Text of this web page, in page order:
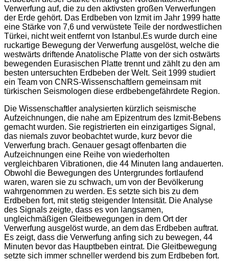
Verwerfung auf, die zu den aktivsten großen Verwerfungen
der Erde gehört. Das Erdbeben von Izmit im Jahr 1999 hatte
eine Stärke von 7,6 und verwüstete Teile der nordwestlichen
Türkei, nicht weit entfernt von Istanbul.Es wurde durch eine
ruckartige Bewegung der Verwerfung ausgelöst, welche die
westwärts driftende Anatolische Platte von der sich ostwärts
bewegenden Eurasischen Platte trennt und zählt zu den am
besten untersuchten Erdbeben der Welt. Seit 1999 studiert
ein Team von CNRS-Wissenschaftlern gemeinsam mit
türkischen Seismologen diese erdbebengefährdete Region.
Die Wissenschaftler analysierten kürzlich seismische
Aufzeichnungen, die nahe am Epizentrum des Izmit-Bebens
gemacht wurden. Sie registrierten ein einzigartiges Signal,
das niemals zuvor beobachtet wurde, kurz bevor die
Verwerfung brach. Genauer gesagt offenbarten die
Aufzeichnungen eine Reihe von wiederholten
vergleichbaren Vibrationen, die 44 Minuten lang andauerten.
Obwohl die Bewegungen des Untergrundes fortlaufend
waren, waren sie zu schwach, um von der Bevölkerung
wahrgenommen zu werden. Es setzte sich bis zu dem
Erdbeben fort, mit stetig steigender Intensität. Die Analyse
des Signals zeigte, dass es von langsamen,
ungleichmäßigen Gleitbewegungen in dem Ort der
Verwerfung ausgelöst wurde, an dem das Erdbeben auftrat.
Es zeigt, dass die Verwerfung anfing sich zu bewegen, 44
Minuten bevor das Hauptbeben eintrat. Die Gleitbewegung
setzte sich immer schneller werdend bis zum Erdbeben fort.